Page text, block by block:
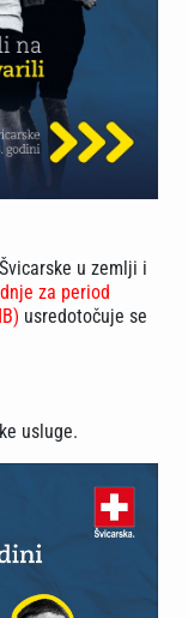
u zemlji i
za period
usredotočuje se
usluge.